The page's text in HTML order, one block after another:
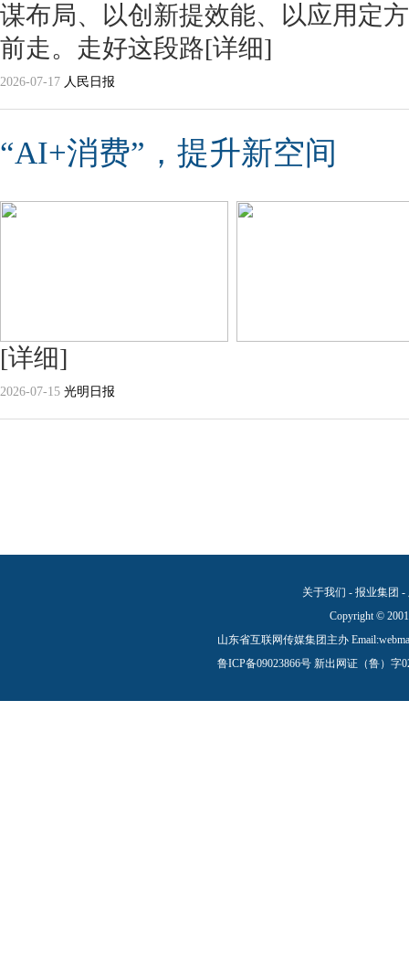
谋布局、以创新提效能、以应用定
前走。走好这段路[详细]
2026-07-17 人民日报
“AI+消费”，提升新空间
[详细]
2026-07-15 光明日报
关于我们 - 报业集团 -
Copyright ©
山东省互联网传媒集团主办 Email:
鲁ICP备09023866号 新出网证（鲁）字